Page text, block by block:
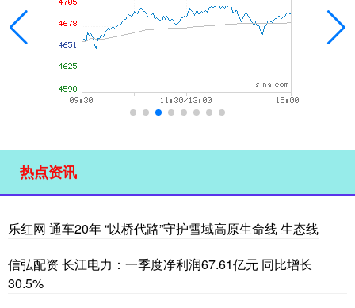
热点资讯
乐红网 通车20年 “以桥代路”守护雪域高原生命线 生态线
信弘配资 长江电力：一季度净利润67.61亿元 同比增长
30.5%